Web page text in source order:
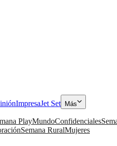
ImpresaJet Set Más
PlayMundoConfidenciales
Semana RuralMujeres